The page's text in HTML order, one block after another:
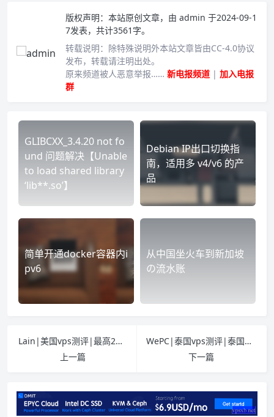
版权声明： 本站原创文章，由 admin 于2024-09-1
7发表，共计3561字。
转载说明： 除特殊说明外本站文章皆由CC-4.0协议
发布，转载请注明出处。
原来频道被人恶意举报…… 新电报频道 | 加入电报
群
GLIBCXX_3.4.20 not fo
und 问题解决【Unable
to load shared library
‘lib**.so’】
Debian IP出口切换指
南，适用多 v4/v6 的产
品
简单开通docker容器内i
pv6
从中国坐火车到新加坡
の流水账
Lain|美国vps测评|最高2Gbps带宽|年付$15起|解锁奈飞&TikTok&ChatGPT
上一篇
WePC|泰国vps测评|泰国原生家宽IP|联通移动优秀|1TB@200Mbps|解锁奈飞&ChatGPT|TIKTOK视频/直播|月付￥38.9
下一篇
前言